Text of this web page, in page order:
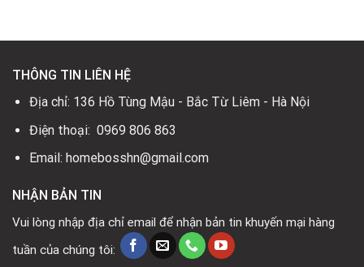
THÔNG TIN LIÊN HỆ
Địa chỉ: 136 Hồ Tùng Mậu - Bắc Từ Liêm - Hà Nội
Điện thoại: 0969 806 863
Email: homebosshn@gmail.com
NHẬN BẢN TIN
Vui lòng nhập địa chỉ email để nhận bản tin khuyến mại hàng
tuần của chúng tôi: